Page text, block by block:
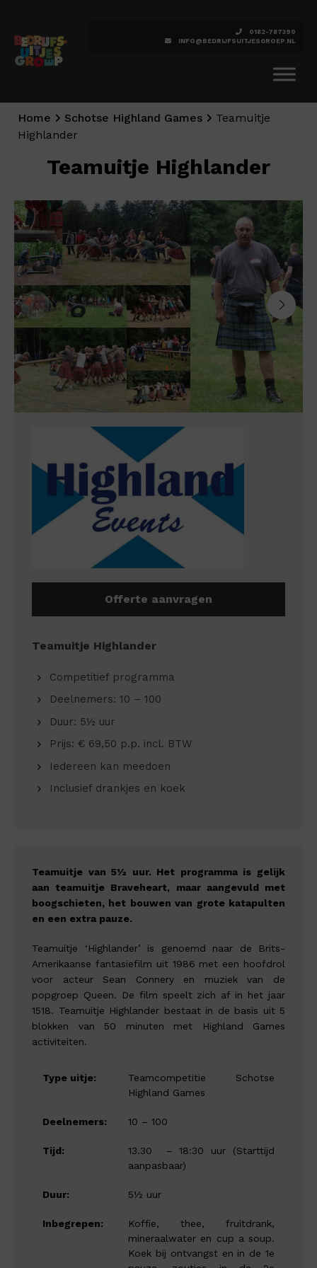
0182-787390
INFO@BEDRIJFSUITJESGROEP.NL
Home Schotse Highland Games
Teamuitje
Highlander
Teamuitje Highlander
Offerte aanvragen
Teamuitje Highlander
Competitief programma
Deelnemers: 10 – 100
Duur: 5½ uur
Prijs: € 69,50 p.p. incl. BTW
Iedereen kan meedoen
Inclusief drankjes en koek
Teamuitje van 5½ uur. Het programma is gelijk
aan teamuitje Braveheart, maar aangevuld met
boogschieten, het bouwen van grote katapulten
en een extra pauze.
Teamuitje ‘Highlander’ is genoemd naar de Brits-
Amerikaanse fantasiefilm uit 1986 met een hoofdrol
voor acteur Sean Connery en muziek van de
popgroep Queen. De film speelt zich af in het jaar
1518. Teamuitje Highlander bestaat in de basis uit 5
blokken van 50 minuten met Highland Games
activiteiten.
Type uitje:
Teamcompetitie Schotse
Highland Games
Deelnemers: 10 – 100
Tijd:
13.30 – 18:30 uur (Starttijd
aanpasbaar)
Duur: 5½ uur
Inbegrepen:
Koffie, thee, fruitdrank,
mineraalwater en cup a soup.
Koek bij ontvangst en in de 1e